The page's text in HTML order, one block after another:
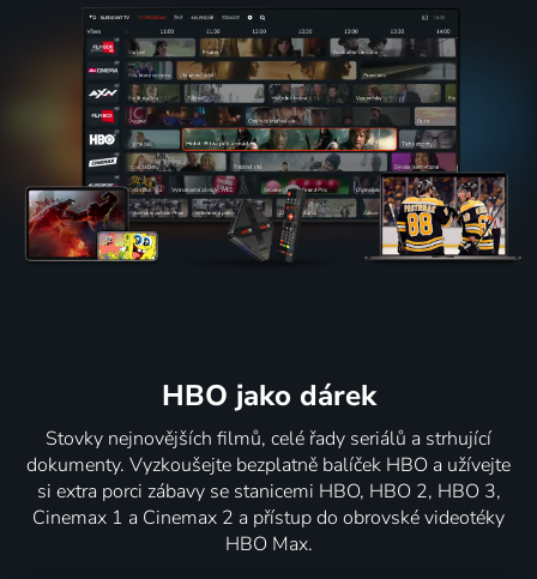
HBO jako dárek
Stovky nejnovějších filmů, celé řady seriálů a strhující
dokumenty. Vyzkoušejte bezplatně balíček HBO a užívejte
si extra porci zábavy se stanicemi HBO, HBO 2, HBO 3,
Cinemax 1 a Cinemax 2 a přístup do obrovské videotéky
HBO Max.